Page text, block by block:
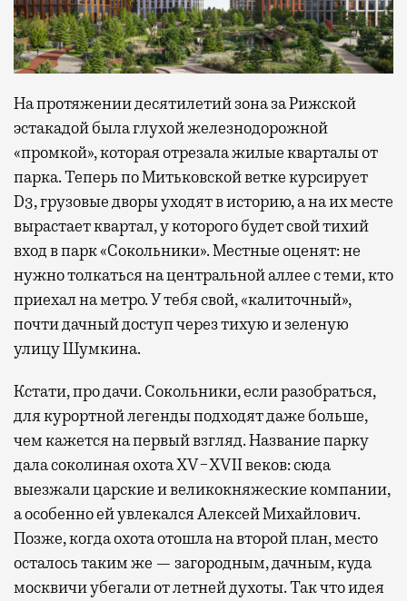
На протяжении десятилетий зона за Рижской
эстакадой была глухой железнодорожной
«промкой», которая отрезала жилые кварталы от
парка. Теперь по Митьковской ветке курсирует
D3, грузовые дворы уходят в историю, а на их месте
вырастает квартал, у которого будет свой тихий
вход в парк «Сокольники». Местные оценят: не
нужно толкаться на центральной аллее с теми, кто
приехал на метро. У тебя свой, «калиточный»,
почти дачный доступ через тихую и зеленую
улицу Шумкина.
Кстати, про дачи. Сокольники, если разобраться,
для курортной легенды подходят даже больше,
чем кажется на первый взгляд. Название парку
дала соколиная охота XV−XVII веков: сюда
выезжали царские и великокняжеские компании,
а особенно ей увлекался Алексей Михайлович.
Позже, когда охота отошла на второй план, место
осталось таким же — загородным, дачным, куда
москвичи убегали от летней духоты. Так что идея